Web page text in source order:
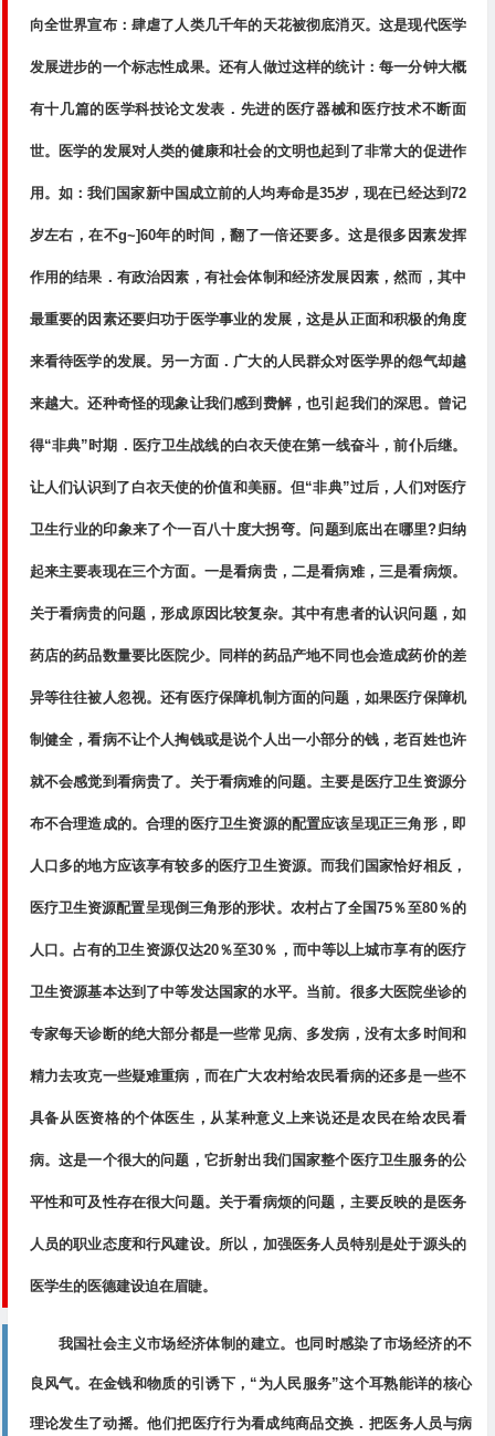
向全世界宣布：肆虐了人类几千年的天花被彻底消灭。这是现代医学
发展进步的一个标志性成果。还有人做过这样的统计：每一分钟大概
有十几篇的医学科技论文发表．先进的医疗器械和医疗技术不断面
世。医学的发展对人类的健康和社会的文明也起到了非常大的促进作
用。如：我们国家新中国成立前的人均寿命是35岁，现在已经达到72
岁左右，在不g~]60年的时间，翻了一倍还要多。这是很多因素发挥
作用的结果．有政治因素，有社会体制和经济发展因素，然而，其中
最重要的因素还要归功于医学事业的发展，这是从正面和积极的角度
来看待医学的发展。另一方面．广大的人民群众对医学界的怨气却越
来越大。还种奇怪的现象让我们感到费解，也引起我们的深思。曾记
得“非典”时期．医疗卫生战线的白衣天使在第一线奋斗，前仆后继。
让人们认识到了白衣天使的价值和美丽。但“非典”过后，人们对医疗
卫生行业的印象来了个一百八十度大拐弯。问题到底出在哪里?归纳
起来主要表现在三个方面。一是看病贵，二是看病难，三是看病烦。
关于看病贵的问题，形成原因比较复杂。其中有患者的认识问题，如
药店的药品数量要比医院少。同样的药品产地不同也会造成药价的差
异等往往被人忽视。还有医疗保障机制方面的问题，如果医疗保障机
制健全，看病不让个人掏钱或是说个人出一小部分的钱，老百姓也许
就不会感觉到看病贵了。关于看病难的问题。主要是医疗卫生资源分
布不合理造成的。合理的医疗卫生资源的配置应该呈现正三角形，即
人口多的地方应该享有较多的医疗卫生资源。而我们国家恰好相反，
医疗卫生资源配置呈现倒三角形的形状。农村占了全国75％至80％的
人口。占有的卫生资源仅达20％至30％，而中等以上城市享有的医疗
卫生资源基本达到了中等发达国家的水平。当前。很多大医院坐诊的
专家每天诊断的绝大部分都是一些常见病、多发病，没有太多时间和
精力去攻克一些疑难重病，而在广大农村给农民看病的还多是一些不
具备从医资格的个体医生，从某种意义上来说还是农民在给农民看
病。这是一个很大的问题，它折射出我们国家整个医疗卫生服务的公
平性和可及性存在很大问题。关于看病烦的问题，主要反映的是医务
人员的职业态度和行风建设。所以，加强医务人员特别是处于源头的
医学生的医德建设迫在眉睫。
我国社会主义市场经济体制的建立。也同时感染了市场经济的不
良风气。在金钱和物质的引诱下，“为人民服务”这个耳熟能详的核心
理论发生了动摇。他们把医疗行为看成纯商品交换．把医务人员与病